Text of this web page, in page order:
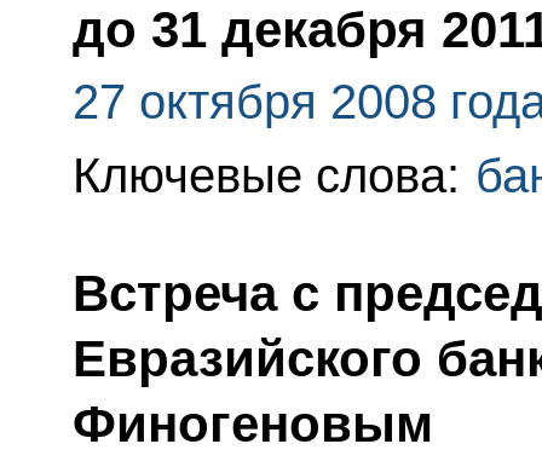
до 31 декабря
27 октября 2008
Ключевые слова:
Встреча с
Евразийского
Финогеновым